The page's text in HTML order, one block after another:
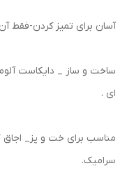
آسان برای تمیز کردن-فقط
ساخت و ساز _ دایکاست
ای .
مناسب برای خت و پز_ اجاق
سرامیک.